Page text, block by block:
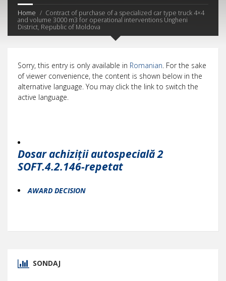
Home
Contract of purchase of a specialized car type truck 4×4
and volume 3000 m3 for operational interventions Ungheni
District, Republic of Moldova
Sorry, this entry is only available in Romanian. For the sake
of viewer convenience, the content is shown below in the
alternative language. You may click the link to switch the
active language.
Dosar achiziții autospecială 2
SOFT.4.2.146-repetat
AWARD DECISION
SONDAJ